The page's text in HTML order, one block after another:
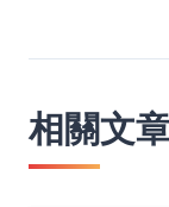
相關文